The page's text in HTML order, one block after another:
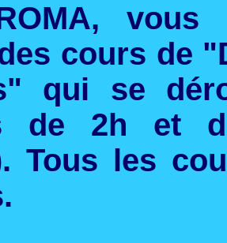
vous
cours de
qui se
de 2h et
Tous les